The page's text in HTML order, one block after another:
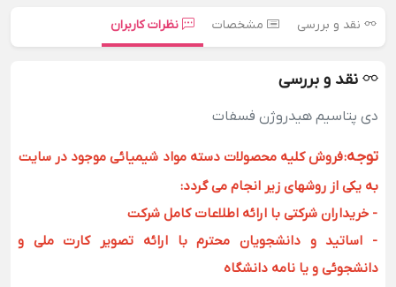
نقد و بررسی مشخصات نظرات کاربران
نقد و بررسی
دی پتاسیم هیدروژن فسفات
توجه:فروش کلیه محصولات دسته مواد شیمیائی موجود در سایت
به یکی از روشهای زیر انجام می گردد:
- خریداران شرکتی با ارائه اطلاعات کامل شرکت
- اساتید و دانشجویان محترم با ارائه تصویر کارت ملی و
دانشجوئی و یا نامه دانشگاه